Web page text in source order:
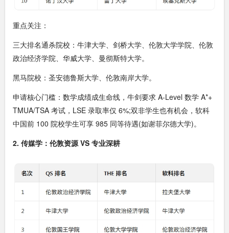
重点关注：
三大排名通杀院校：牛津大学、剑桥大学、伦敦大学学院、伦敦
政治经济学院、华威大学、曼彻斯特大学。
黑马院校：圣安德鲁斯大学、伦敦南岸大学。
申请核心门槛：数学成绩成生命线，牛剑要求 A-Level 数学 A*+
TMUA/TSA 考试，LSE 录取率仅 6%;双非学生也有机会，软科
中国前 100 院校学生可享 985 同等待遇(如谢菲尔德大学)。
2. 传媒学：伦敦资源 VS 专业深耕